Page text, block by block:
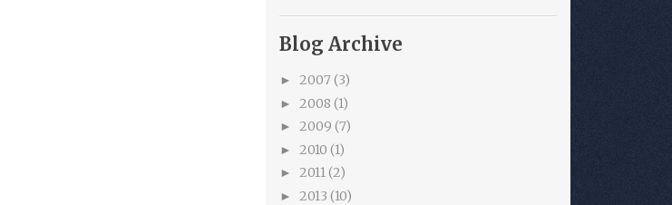
Blog Archive
► 2007 (3)
► 2008 (1)
► 2009 (7)
► 2010 (1)
► 2011(2)
► 2013 (10)